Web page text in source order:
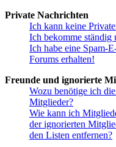
Private Nachrichten
Ich kann keine
Ich bekomme ständig
Ich habe eine Spam-
Forums erhalten!
Freunde und ignorierte
Wozu benötige ich
Mitglieder?
Wie kann ich
der ignorierten
den Listen entfernen?